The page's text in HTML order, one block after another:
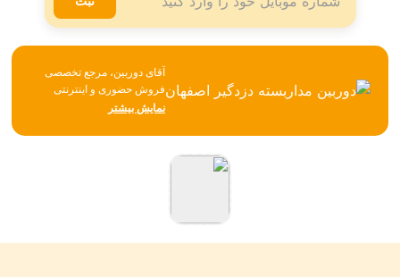
آقای دوربین، مرجع تخصصی
فروش حضوری و اینترنتی
تجهیزات نظارتی، امنیتی و
تکیه بر تجربه، مشاوره
قیمت مناسب عرضه می‌شوند
نمایش بیشتر